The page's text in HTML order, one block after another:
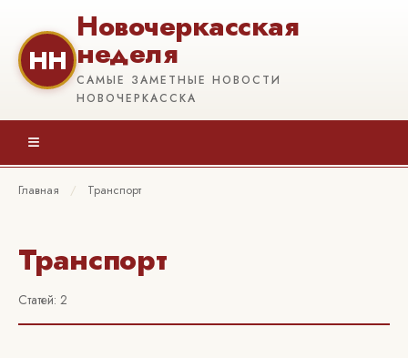
НН
Новочеркасская
неделя
САМЫЕ ЗАМЕТНЫЕ НОВОСТИ
НОВОЧЕРКАССКА
≡
Главная / Транспорт
Транспорт
Статей: 2